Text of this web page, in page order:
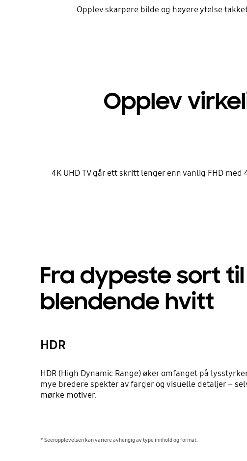
Opplev skarpere bilde og høyere ytelse
Opplev
4K UHD TV går ett skritt lenger enn vanlig FHD
Fra dypeste sort til
blendende hvitt
HDR
HDR (High Dynamic Range) øker omfanget på
mye bredere spekter av farger og visuelle detaljer –
mørke motiver.
* Seeropplevelsen kan variere avhengig av type innhold og format.